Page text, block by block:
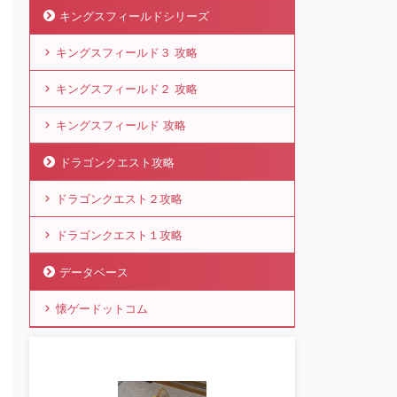
キングスフィールドシリーズ
キングスフィールド３ 攻略
キングスフィールド２ 攻略
キングスフィールド 攻略
ドラゴンクエスト攻略
ドラゴンクエスト２攻略
ドラゴンクエスト１攻略
データベース
懐ゲードットコム